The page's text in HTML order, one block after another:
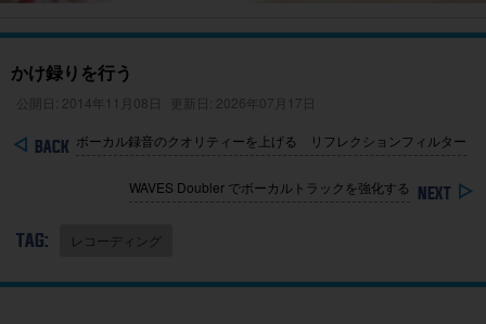
かけ録りを行う
公開日: 2014年11月08日 更新日: 2026年07月17日
ボーカル録音のクオリティーを上げる リフレクションフィルター
WAVES Doubler でボーカルトラックを強化する
TAG: レコーディング